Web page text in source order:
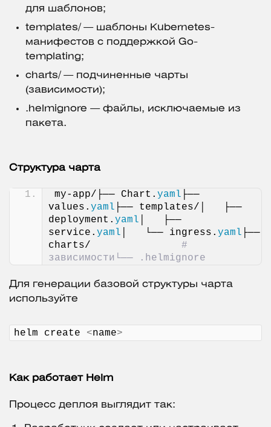
для шаблонов;
templates/ — шаблоны Kubernetes-
манифестов с поддержкой Go-
templating;
charts/ — подчиненные чарты
(зависимости);
.helmignore — файлы, исключаемые из
пакета.
Структура чарта
my-app/├── Chart. yaml ├──
values. yaml ├── templates/│   ├──
deployment. yaml │   ├──
service. yaml │   └── ingress. yaml ├──
charts/ #
зависимости└── .helmignore
Для генерации базовой структуры чарта
используйте
helm create <name>
Как работает Helm
Процесс деплоя выглядит так: